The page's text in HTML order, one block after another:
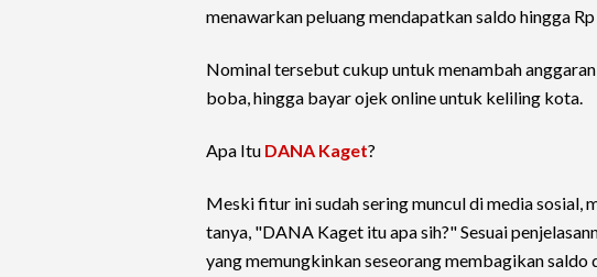
menawarkan peluang mendapatkan saldo hingga
Nominal tersebut cukup untuk menambah
boba, hingga bayar ojek online untuk keliling kota.
Apa Itu DANA Kaget?
Meski fitur ini sudah sering muncul di media sosial,
tanya, "DANA Kaget itu apa sih?" Sesuai
yang memungkinkan seseorang membagikan